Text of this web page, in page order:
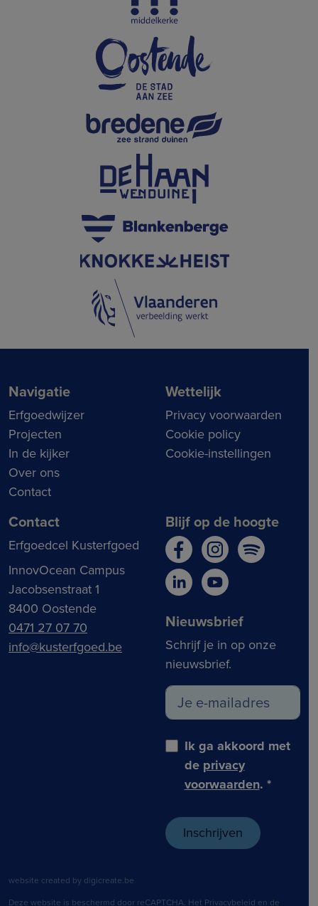
Navigatie
Erfgoedwijzer
Projecten
In de kijker
Over ons
Contact
Wettelijk
Privacy voorwaarden
Cookie policy
Cookie-instellingen
Contact
Erfgoedcel Kusterfgoed
InnovOcean Campus
Jacobsenstraat 1
8400 Oostende
0471 27 07 70
info@kusterfgoed.be
Blijf op de hoogte
Nieuwsbrief
Schrijf je in op onze
nieuwsbrief.
Ik ga akkoord met
de privacy
voorwaarden. *
website created by digicreate.be
Deze website is beschermd door reCAPTCHA. Het Privacybeleid en de